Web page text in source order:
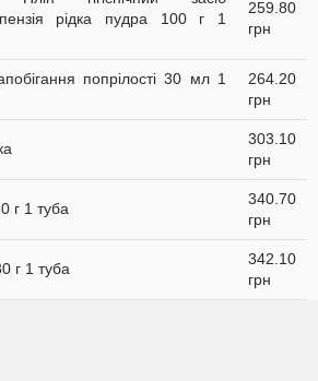
рідка пудра 100 г 1
259.80
грн
попрілості 30 мл 1
264.20
грн
303.10
грн
г 1 туба
340.70
грн
г 1 туба
342.10
грн